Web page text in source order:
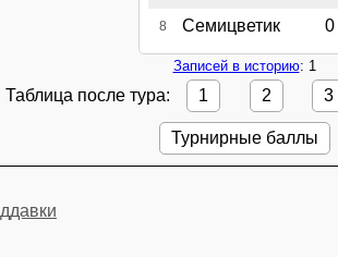
8 Семицветик 0
Записей в историю: 1
Таблица после тура: 1 2 3
Турнирные баллы